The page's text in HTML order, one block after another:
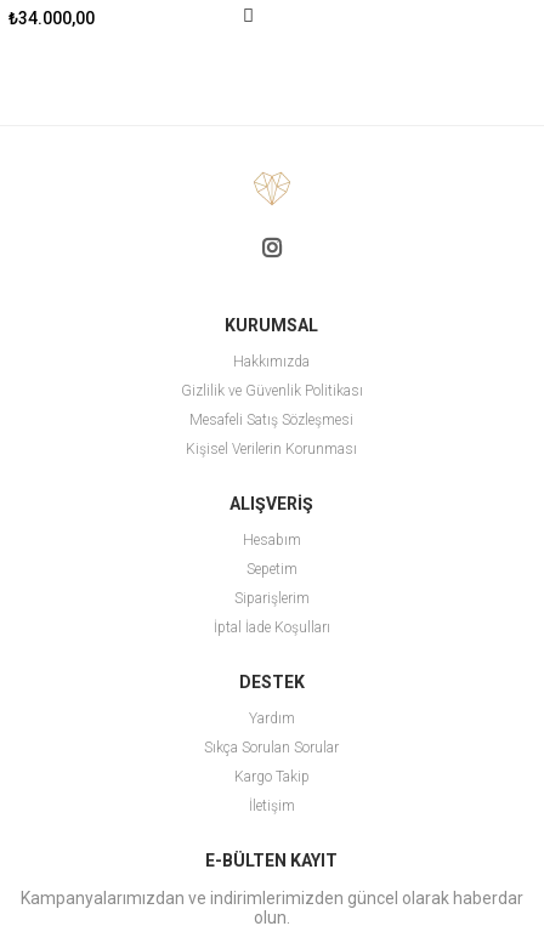
₺34.000,00
KURUMSAL
Hakkımızda
Gizlilik ve Güvenlik Politikası
Mesafeli Satış Sözleşmesi
Kişisel Verilerin Korunması
ALIŞVERİŞ
Hesabım
Sepetim
Siparişlerim
İptal İade Koşulları
DESTEK
Yardım
Sıkça Sorulan Sorular
Kargo Takip
İletişim
E-BÜLTEN KAYIT
Kampanyalarımızdan ve indirimlerimizden güncel olarak haberdar
olun.